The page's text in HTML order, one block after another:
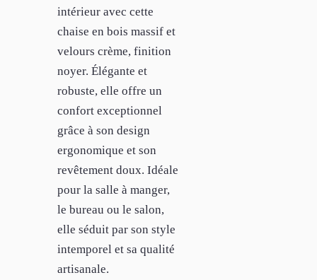
intérieur avec cette
chaise en bois massif et
velours crème, finition
noyer. Élégante et
robuste, elle offre un
confort exceptionnel
grâce à son design
ergonomique et son
revêtement doux. Idéale
pour la salle à manger,
le bureau ou le salon,
elle séduit par son style
intemporel et sa qualité
artisanale.